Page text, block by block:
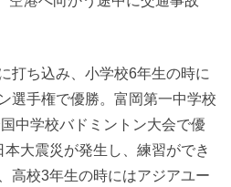
打ち込み、小学校6年生の時に
選手権で優勝。富岡第一中学校
中学校バドミントン大会で優
大震災が発生し、練習ができ
高校3年生の時にはアジアユー